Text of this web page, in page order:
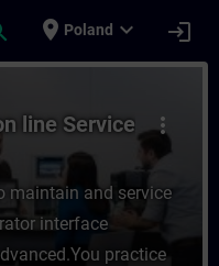
place Poland expand_more login
solution line
more_vert
line Service
maintain and service
interface
practice